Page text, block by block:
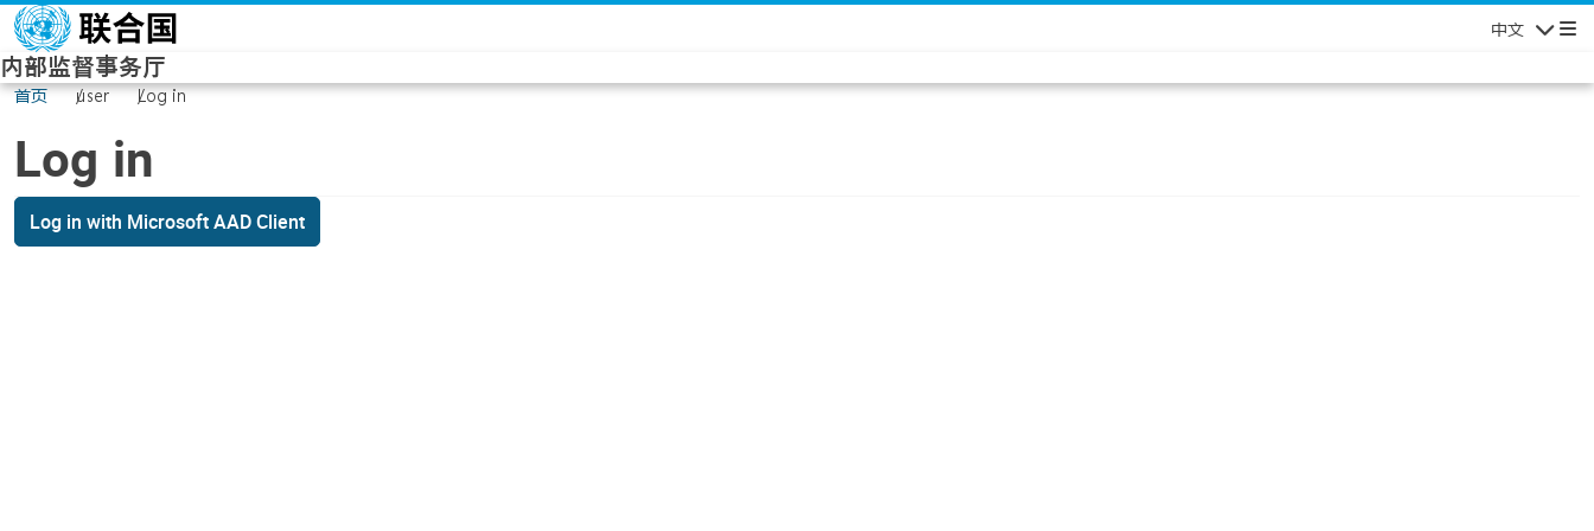
Skip to main content
中文
内部监督事务厅
首页 user Log in
Log in
Log in with Microsoft AAD Client